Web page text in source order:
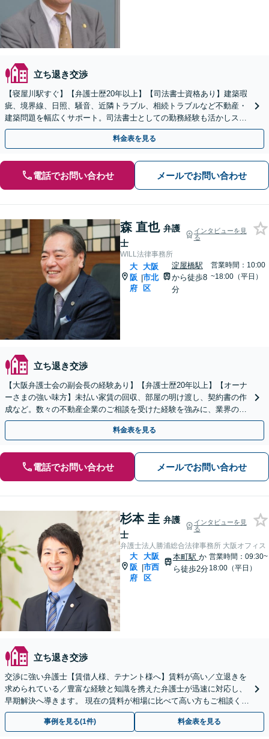
立ち退き交渉
【寝屋川駅すぐ】【弁護士歴20年以上】【司法書士資格あり】建築瑕
疵、境界線、日照、騒音、近隣トラブル、相続トラブルなど不動産・
建築問題を幅広くサポート。司法書士としての勤務経験も活かしスム
ーズに対処。【初回相談無料】【夜間・休日の相談可能】
料金表を見る
電話でお問い合わせ メールでお問い合わせ
森 直也 弁護
士
インタビューを見
る
WILL法律事務所
大
阪
府
|
大阪
市北
区
淀屋橋駅
から徒歩8
分
営業時間：10:00
~18:00（平日）
立ち退き交渉
【大阪弁護士会の副会長の経験あり】【弁護士歴20年以上】【オーナ
ーさまの強い味方】未払い家賃の回収、部屋の明け渡し、契約書の作
成など。数々の不動産企業のご相談を受けた経験を強みに、業界の慣
習を考慮した解決策をご提案します【淀屋橋駅8分】
料金表を見る
電話でお問い合わせ メールでお問い合わせ
杉本 圭 弁護
士
インタビューを見
る
弁護士法人勝浦総合法律事務所 大阪オフィス
大
阪
府
|
大阪
市西
区
本町駅 か
ら徒歩2分
営業時間：09:30~
18:00（平日）
立ち退き交渉
交渉に強い弁護士【賃借人様、テナント様へ】賃料が高い／立退きを
求められている／豊富な経験と知識を携えた弁護士が迅速に対応し、
早期解決へ導きます。 現在の賃料が相場に比べて高い方もご相談くだ
さい。減額交渉を進めます。お気軽にご相談ください。
事例を見る(1件) 料金表を見る